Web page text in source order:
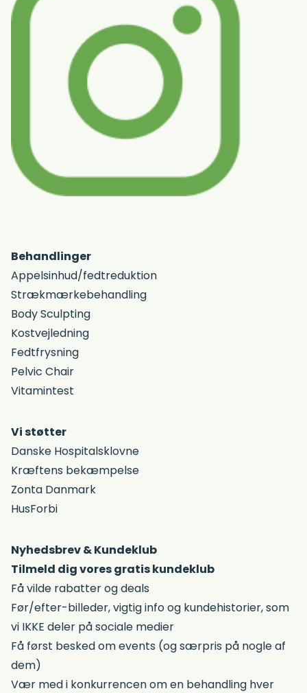
Behandlinger
Appelsinhud/fedtreduktion
Strækmærkebehandling
Body Sculpting
Kostvejledning
Fedtfrysning
Pelvic Chair
Vitamintest
Vi støtter
Danske Hospitalsklovne
Kræftens bekæmpelse
Zonta Danmark
HusForbi
Nyhedsbrev & Kundeklub
Tilmeld dig vores gratis kundeklub
Få vilde rabatter og deals
Før/efter-billeder, vigtig info og kundehistorier, som
vi IKKE deler på sociale medier
Få først besked om events (og særpris på nogle af
dem)
Vær med i konkurrencen om en behandling hver